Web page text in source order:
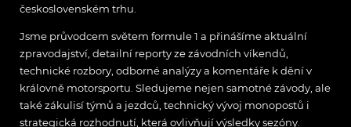
československém trhu.
Jsme průvodcem světem formule 1 a přinášíme aktuální
zpravodajství, detailní reporty ze závodních víkendů,
technické rozbory, odborné analýzy a komentáře k dění v
královně motorsportu. Sledujeme nejen samotné závody, ale
také zákulisí týmů a jezdců, technický vývoj monopostů i
strategická rozhodnutí, která ovlivňují výsledky sezóny.